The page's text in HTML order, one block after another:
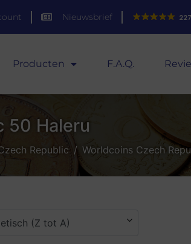
Nieuwsbrief
Producten F.A.Q.
50 Haleru
Republic Worldcoins Czech